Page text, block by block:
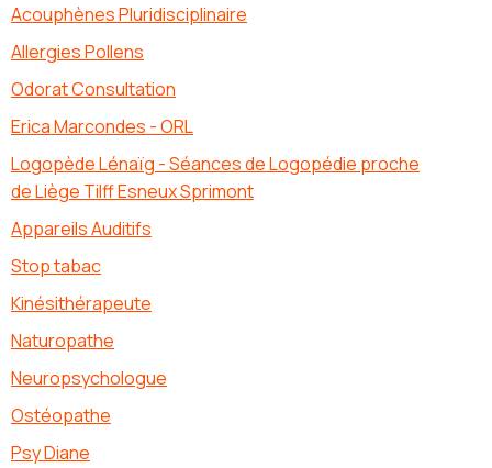
Acouphènes Pluridisciplinaire
Allergies Pollens
Odorat Consultation
Erica Marcondes - ORL
Logopède Lénaïg - Séances de Logopédie proche
de Liège Tilff Esneux Sprimont
Appareils Auditifs
Stop tabac
Kinésithérapeute
Naturopathe
Neuropsychologue
Ostéopathe
Psy Diane